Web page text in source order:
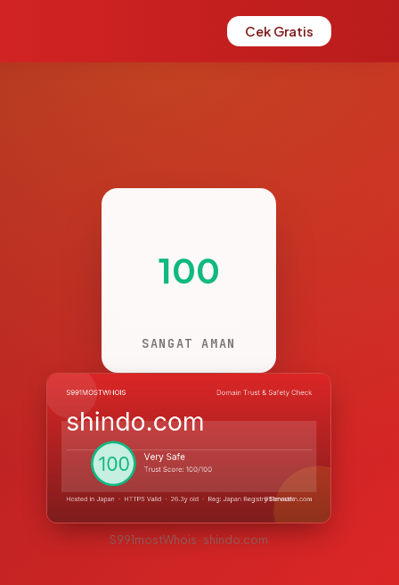
Cek Gratis
100
SANGAT AMAN
S991mostWhois · shindo.com